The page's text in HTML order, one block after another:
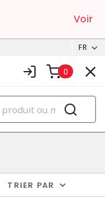
Voir
FR
0
TRIER PAR